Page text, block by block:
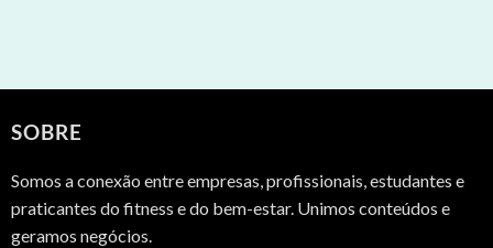
SOBRE
Somos a conexão entre empresas, profissionais, estudantes e
praticantes do fitness e do bem-estar. Unimos conteúdos e
geramos negócios.